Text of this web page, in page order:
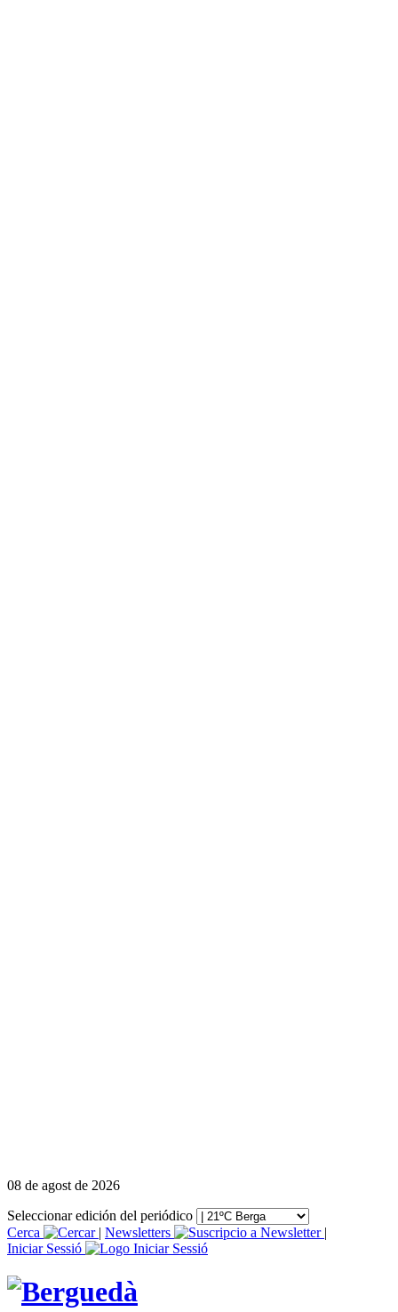
08 de agost de 2026
Seleccionar edición del periódico
Cerca
| Newsletters
|
Iniciar Sessió